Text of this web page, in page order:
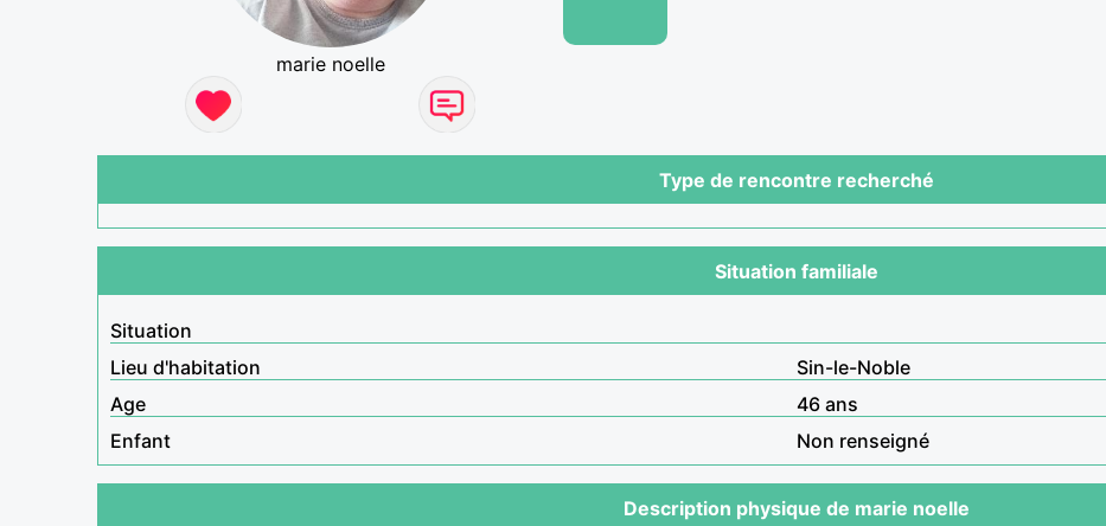
marie noelle
Type de rencontre recherché
Situation familiale
Situation
Lieu d'habitation
Sin-le-Noble
Age
46 ans
Enfant
Non renseigné
Description physique de marie noelle